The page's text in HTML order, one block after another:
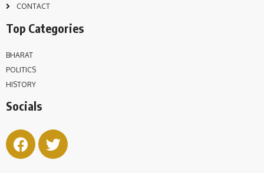
CONTACT
Top Categories
BHARAT
POLITICS
HISTORY
Socials